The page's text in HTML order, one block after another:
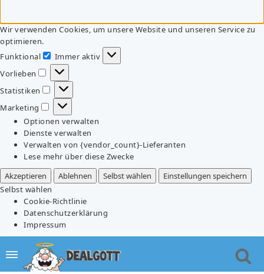
Wir verwenden Cookies, um unsere Website und unseren Service zu
optimieren.
Funktional
Funktional
Immer aktiv
Vorlieben
Vorlieben
Statistiken
Statistiken
Marketing
Marketing
Optionen verwalten
Dienste verwalten
Verwalten von {vendor_count}-Lieferanten
Lese mehr über diese Zwecke
Akzeptieren
Ablehnen Selbst wählen
Einstellungen speichern
Selbst wählen
Cookie-Richtlinie
Datenschutzerklärung
Impressum